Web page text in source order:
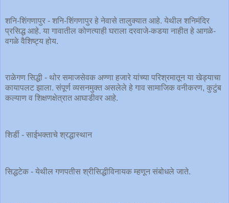
शनि-शिंगणापुर - शनि-शिंगणापुर हे नेवासे तालुक्यात आहे. येथील शनिमंदिर
प्रसिद्ध आहे. या गावातील कोणत्याही घराला दरवाजे-कडया नाहीत हे आगळे-
वगळे वैशिष्ट्य होय.
राळेगण सिद्धी - थोर समाजसेवक अण्णा हजारे यांच्या परिश्रमातून या खेड्याचा
कायापलट झाला. संपूर्ण व्यसनमुक्त असलेले हे गाव सामाजिक वनीकरण, कुटुंब
कल्याण व शिक्षणक्षेत्रात आघाडीवर आहे.
शिर्डी - साईभक्ताचे श्रद्धास्थान
सिद्धटेक - येथील गणपतीस श्रीसिद्धीविनायक म्हणून संबोधले जाते.